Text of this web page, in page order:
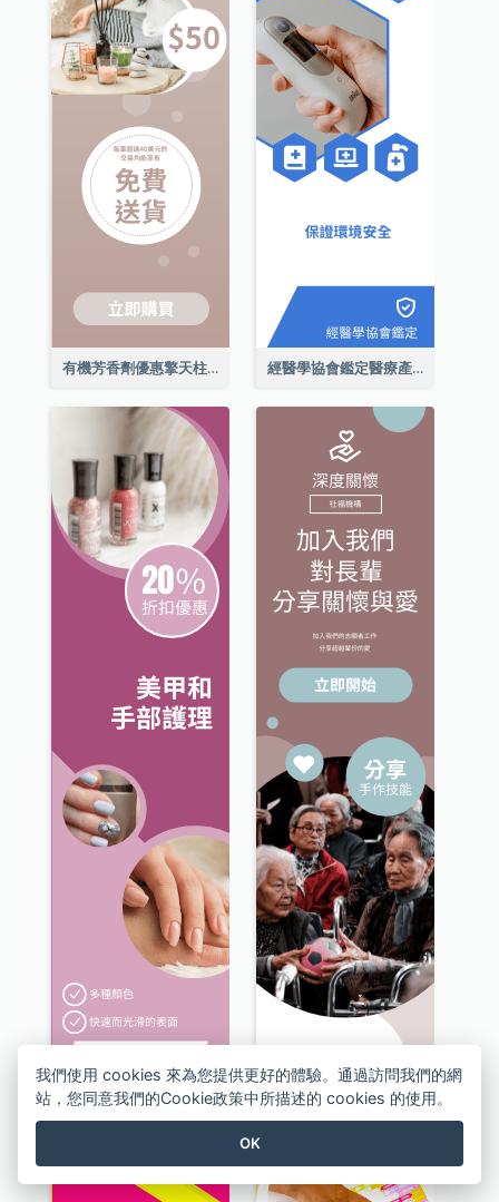
有機芳香劑優惠擎天柱廣告 經醫學協會鑑定醫療產品擎天柱廣告
美甲及手部護理服務擎天柱廣告 志願者招募計劃擎天柱廣告
我們使用 cookies 來為您提供更好的體驗。通過訪問我們的網
站，您同意我們的Cookie政策中所描述的 cookies 的使用。
OK